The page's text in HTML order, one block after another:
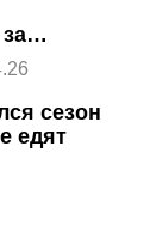
сезон
едят